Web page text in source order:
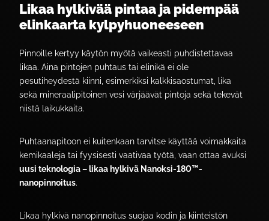
Likaa hylkivää pintaa ja pidempää
elinkaarta kylpyhuoneeseen
Pinnoille kertyy käytön myötä vaikeasti puhdistettavaa
likaa. Aina pintojen puhtaus tai elinikä ei ole
pesutiheydestä kiinni, esimerkiksi kalkkisaostumat, lika
sekä mineraalipitoinen vesi värjäävät pintoja sekä tekevät
niistä laikukkaita.
Puhtaanapitoon ei kuitenkaan tarvitse käyttää voimakkaita
kemikaaleja tai fyysisesti vaativaa työtä, vaan ottaa avuksi
uusi teknologia – likaa hylkivä Nanoksi-180™-
nanopinnoitus.
Likaa hylkivä nanopinnoitus suojaa kodin ja kiinteistön